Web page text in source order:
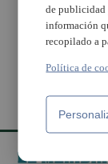
de
DANA en la
de publicidad
información
recopilado a
Política de